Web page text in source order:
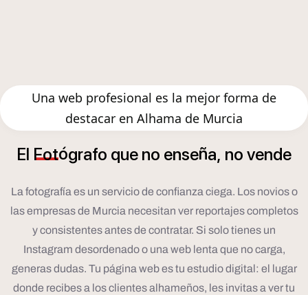
Una web profesional es la mejor forma de
destacar en Alhama de Murcia
El Fotógrafo que no enseña, no vende
La fotografía es un servicio de confianza ciega. Los novios o
las empresas de Murcia necesitan ver reportajes completos
y consistentes antes de contratar. Si solo tienes un
Instagram desordenado o una web lenta que no carga,
generas dudas. Tu página web es tu estudio digital: el lugar
donde recibes a los clientes alhameños, les invitas a ver tu